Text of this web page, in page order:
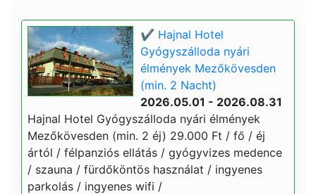
✔️ Hajnal Hotel
Gyógyszálloda nyári
élmények Mezőkövesden
(min. 2 Nacht)
2026.05.01 - 2026.08.31
Hajnal Hotel Gyógyszálloda nyári élmények
Mezőkövesden (min. 2 éj) 29.000 Ft / fő / éj
ártól / félpanziós ellátás / gyógyvizes medence
/ szauna / fürdőköntös használat / ingyenes
parkolás / ingyenes wifi /